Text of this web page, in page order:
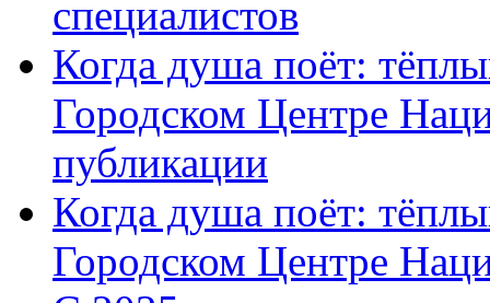
специалистов
Когда душа поёт:
Городском Центре
публикации
Когда душа поёт:
Городском Центре